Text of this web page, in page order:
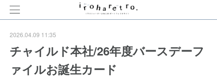
2026.04.09 11:35
チャイルド本社/26年度バースデーフ
ァイルお誕生カード